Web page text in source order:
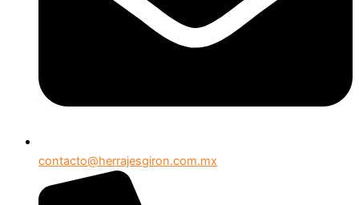
contacto@herrajesgiron.com.mx